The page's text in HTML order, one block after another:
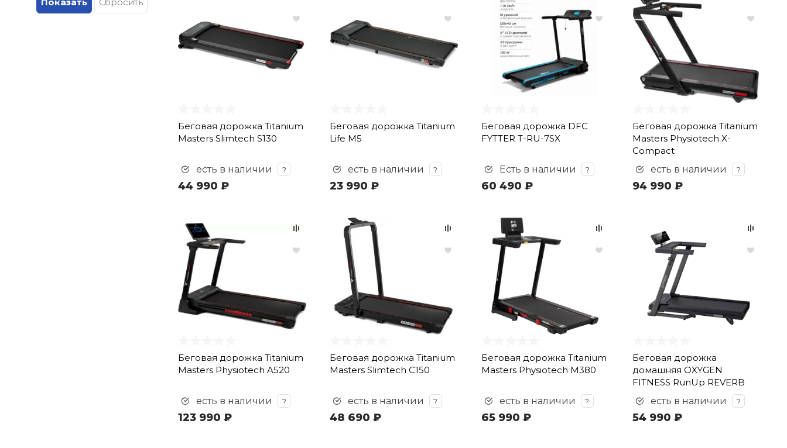
Беговая дорожка Titanium
Masters Slimtech S130
есть в наличии ?
44 990 ₽
Беговая дорожка Titanium
Life M5
есть в наличии ?
23 990 ₽
Беговая дорожка DFC
FYTTER T-RU-7SX
Есть в наличии ?
60 490 ₽
Беговая дорожка Titanium
Masters Physiotech X-
Compact
есть в наличии
?
94 990 ₽
Беговая дорожка Titanium
Masters Physiotech A520
есть в наличии ?
123 990 ₽
Беговая дорожка Titanium
Masters Slimtech C150
есть в наличии ?
48 690 ₽
Беговая дорожка Titanium
Masters Physiotech M380
есть в наличии ?
65 990 ₽
Беговая дорожка
домашняя OXYGEN
FITNESS RunUp REVERB
есть в наличии
?
54 990 ₽